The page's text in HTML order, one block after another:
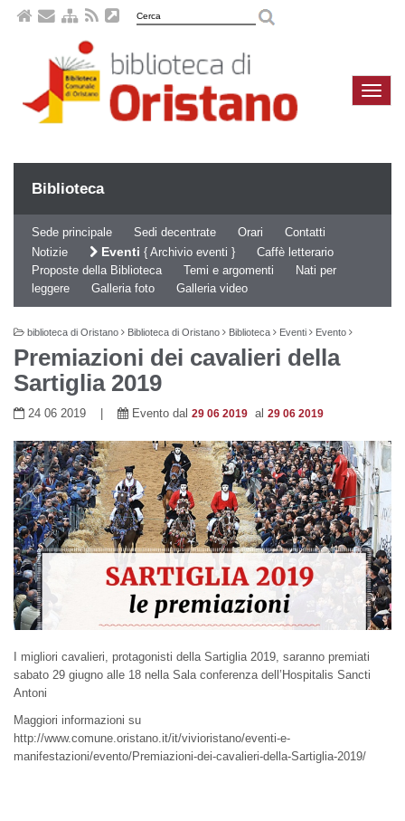
Biblioteca
Sede principale Sedi decentrate Orari
Contatti
Notizie
Eventi Archivio eventi
Caffè letterario
Proposte della Biblioteca
Temi e argomenti
Nati per
leggere
Galleria foto Galleria video
biblioteca di Oristano Biblioteca di Oristano Biblioteca Eventi Evento
Premiazioni dei cavalieri della
Sartiglia 2019
24 06 2019 | Evento dal 29 06 2019 al 29 06 2019
I migliori cavalieri, protagonisti della Sartiglia 2019, saranno premiati
sabato 29 giugno alle 18 nella Sala conferenza dell’Hospitalis Sancti
Antoni
Maggiori informazioni su
http://www.comune.oristano.it/it/vivioristano/eventi-e-
manifestazioni/evento/Premiazioni-dei-cavalieri-della-Sartiglia-2019/